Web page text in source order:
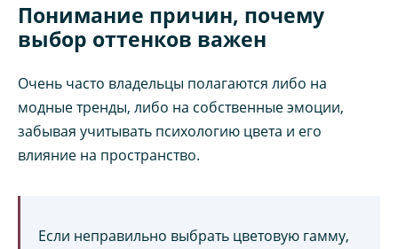
Понимание причин, почему
выбор оттенков важен
Очень часто владельцы полагаются либо на
модные тренды, либо на собственные эмоции,
забывая учитывать психологию цвета и его
влияние на пространство.
Если неправильно выбрать цветовую гамму,